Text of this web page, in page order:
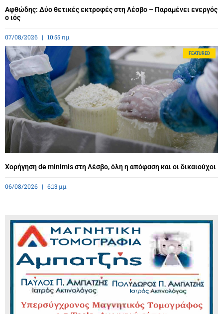
Αφθώδης: Δύο θετικές εκτροφές στη Λέσβο – Παραμένει ενεργός
ο ιός
07/08/2026 10:55 πμ
FEATURED
Χορήγηση de minimis στη Λέσβο, όλη η απόφαση και οι δικαιούχοι
06/08/2026 6:13 μμ